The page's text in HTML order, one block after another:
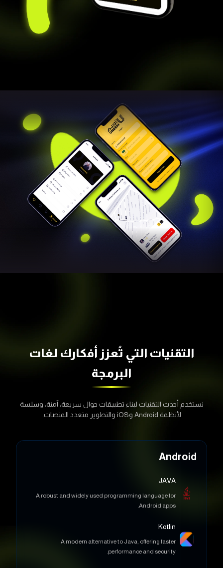
التقنيات التي تُعزز أفكارك لغات
البرمجة
نستخدم أحدث التقنيات لبناء تطبيقات جوال سريعة، آمنة، وسلسة
لأنظمة Android وiOS والتطوير متعدد المنصات.
Android
JAVA
A robust and widely used programming language for
Android apps.
Kotlin
A modern alternative to Java, offering faster
performance and security.